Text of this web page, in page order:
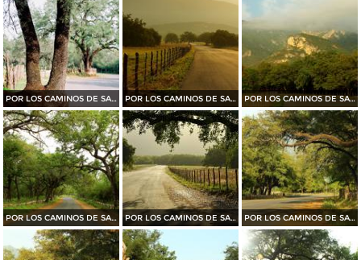
POR LOS CAMINOS DE SANTIAGO POR LOS CAMINOS DE SANTIAGO POR LOS CAMINOS DE SANTIAGO
POR LOS CAMINOS DE SANTIAGO POR LOS CAMINOS DE SANTIAGO POR LOS CAMINOS DE SANTIAGO